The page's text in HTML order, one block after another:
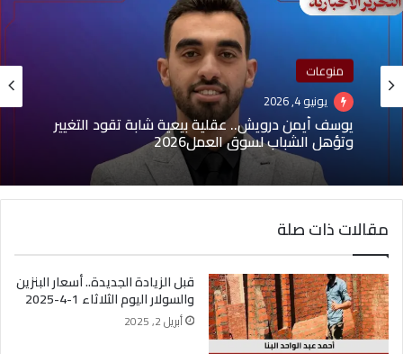
منوعات
يونيو 4, 2026
يوسف أيمن درويش.. عقلية بيعية شابة تقود التغيير
وتؤهل الشباب لسوق العمل2026
مقالات ذات صلة
قبل الزيادة الجديدة.. أسعار البنزين
والسولار اليوم الثلاثاء 1-4-2025
أبريل 2, 2025